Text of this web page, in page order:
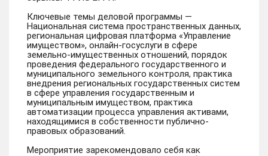
Ключевые темы деловой программы —
Национальная система пространственных данных,
региональная цифровая платформа «Управление
имуществом», онлайн-госуслуги в сфере
земельно-имущественных отношений, порядок
проведения федерального государственного и
муниципального земельного контроля, практика
внедрения региональных государственных систем
в сфере управления государственным и
муниципальным имуществом, практика
автоматизации процесса управления активами,
находящимися в собственности публично-
правовых образований.
Мероприятие зарекомендовало себя как